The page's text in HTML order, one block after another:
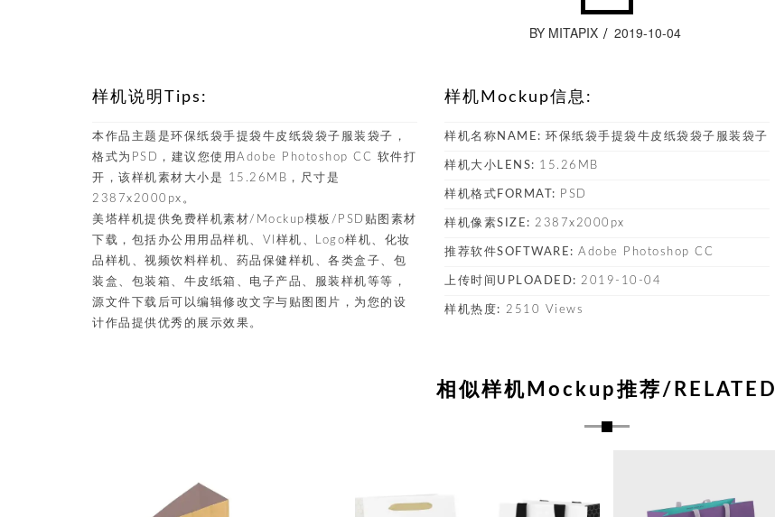
BY MITAPIX 2019-10-04
样机说明Tips:
本作品主题是环保纸袋手提袋牛皮纸袋袋子服装袋子，
格式为PSD，建议您使用Adobe Photoshop CC 软件打
开，该样机素材大小是 15.26MB，尺寸是
2387x2000px。
美塔样机提供免费样机素材/Mockup模板/PSD贴图素材
下载，包括办公用用品样机、VI样机、Logo样机、化妆
品样机、视频饮料样机、药品保健样机、各类盒子、包
装盒、包装箱、牛皮纸箱、电子产品、服装样机等等，
源文件下载后可以编辑修改文字与贴图图片，为您的设
计作品提供优秀的展示效果。
样机Mockup信息:
样机名称NAME: 环保纸袋手提袋牛皮纸袋袋子服装袋子
样机大小LENS: 15.26MB
样机格式FORMAT: PSD
样机像素SIZE: 2387x2000px
推荐软件SOFTWARE: Adobe Photoshop CC
上传时间UPLOADED: 2019-10-04
样机热度: 2510 Views
相似样机Mockup推荐/RELATED